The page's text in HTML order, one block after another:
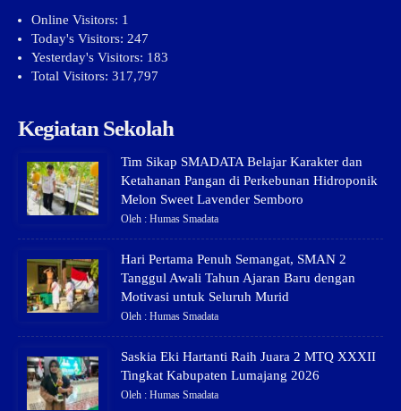
Online Visitors: 1
Today's Visitors: 247
Yesterday's Visitors: 183
Total Visitors: 317,797
Kegiatan Sekolah
Tim Sikap SMADATA Belajar Karakter dan
Ketahanan Pangan di Perkebunan Hidroponik
Melon Sweet Lavender Semboro
Oleh : Humas Smadata
Hari Pertama Penuh Semangat, SMAN 2
Tanggul Awali Tahun Ajaran Baru dengan
Motivasi untuk Seluruh Murid
Oleh : Humas Smadata
Saskia Eki Hartanti Raih Juara 2 MTQ XXXII
Tingkat Kabupaten Lumajang 2026
Oleh : Humas Smadata